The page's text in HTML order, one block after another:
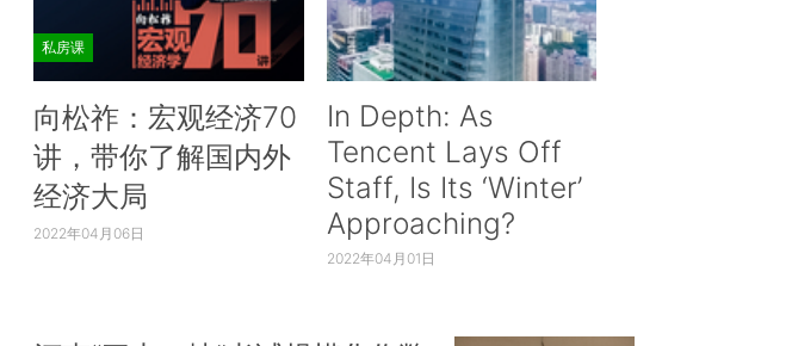
私房课
向松祚：宏观经济70
讲，带你了解国内外
经济大局
2022年04月06日
In Depth: As
Tencent Lays Off
Staff, Is Its ‘Winter’
Approaching?
2022年04月01日